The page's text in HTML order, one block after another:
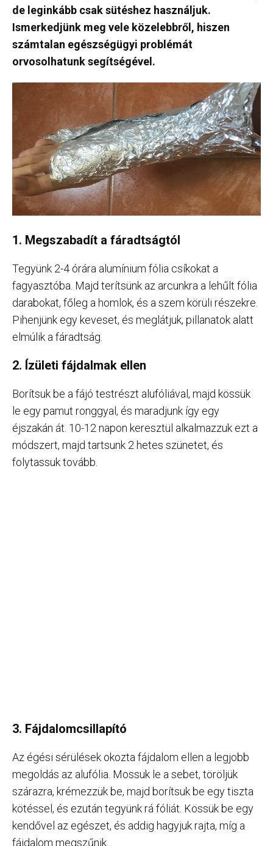
de leginkább csak sütéshez használjuk.
Ismerkedjünk meg vele közelebbről, hiszen
számtalan egészségügyi problémát
orvosolhatunk segítségével.
1. Megszabadít a fáradtságtól
Tegyünk 2-4 órára alumínium fólia csíkokat a
fagyasztóba. Majd terítsünk az arcunkra a lehűlt fólia
darabokat, főleg a homlok, és a szem körüli részekre.
Pihenjünk egy keveset, és meglátjuk, pillanatok alatt
elmúlik a fáradtság.
2. Ízületi fájdalmak ellen
Borítsuk be a fájó testrészt alufóliával, majd kössük
le egy pamut ronggyal, és maradjunk így egy
éjszakán át. 10-12 napon keresztül alkalmazzuk ezt a
módszert, majd tartsunk 2 hetes szünetet, és
folytassuk tovább.
3. Fájdalomcsillapító
Az égési sérülések okozta fájdalom ellen a legjobb
megoldás az alufólia. Mossuk le a sebet, töröljük
szárazra, krémezzük be, majd borítsuk be egy tiszta
kötéssel, és ezután tegyünk rá fóliát. Kössük be egy
kendővel az egészet, és addig hagyjuk rajta, míg a
fájdalom megszűnik.